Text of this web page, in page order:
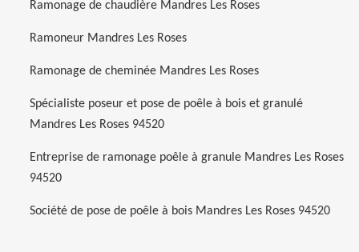
Ramonage de chaudière Mandres Les Roses
Ramoneur Mandres Les Roses
Ramonage de cheminée Mandres Les Roses
Spécialiste poseur et pose de poêle à bois et granulé
Mandres Les Roses 94520
Entreprise de ramonage poêle à granule Mandres Les Roses
94520
Société de pose de poêle à bois Mandres Les Roses 94520